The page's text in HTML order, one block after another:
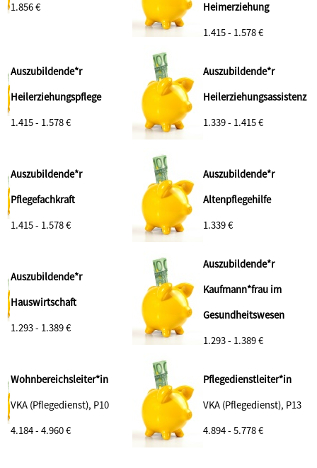
1.856 €
Heimerziehung
1.415 - 1.578 €
Auszubildende*r
Heilerziehungspflege
1.415 - 1.578 €
Auszubildende*r
Heilerziehungsassistenz
1.339 - 1.415 €
Auszubildende*r
Pflegefachkraft
1.415 - 1.578 €
Auszubildende*r
Altenpflegehilfe
1.339 €
Auszubildende*r
Hauswirtschaft
1.293 - 1.389 €
Auszubildende*r
Kaufmann*frau im
Gesundheitswesen
1.293 - 1.389 €
Wohnbereichsleiter*in
VKA (Pflegedienst), P10
4.184 - 4.960 €
Pflegedienstleiter*in
VKA (Pflegedienst), P13
4.894 - 5.778 €